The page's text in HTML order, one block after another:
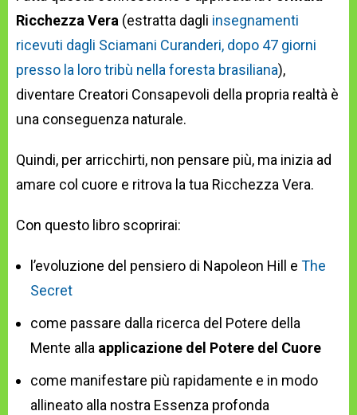
Ricchezza Vera (estratta dagli insegnamenti
ricevuti dagli Sciamani Curanderi, dopo 47 giorni
presso la loro tribù nella foresta brasiliana),
diventare Creatori Consapevoli della propria realtà è
una conseguenza naturale.
Quindi, per arricchirti, non pensare più, ma inizia ad
amare col cuore e ritrova la tua Ricchezza Vera.
Con questo libro scoprirai:
l’evoluzione del pensiero di Napoleon Hill e The
Secret
come passare dalla ricerca del Potere della
Mente alla applicazione del Potere del Cuore
come manifestare più rapidamente e in modo
allineato alla nostra Essenza profonda